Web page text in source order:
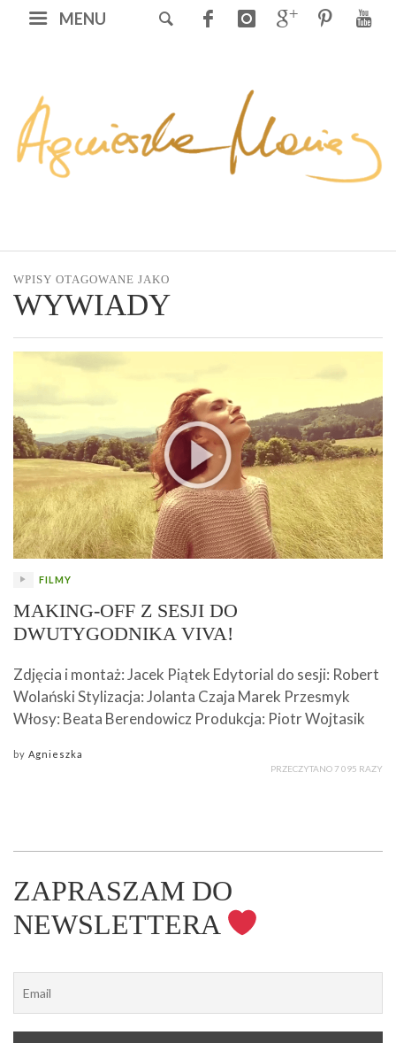
MENU
WPISY OTAGOWANE JAKO
WYWIADY
FILMY
MAKING-OFF Z SESJI DO
DWUTYGODNIKA VIVA!
Zdjęcia i montaż: Jacek Piątek Edytorial do sesji: Robert
Wolański Stylizacja: Jolanta Czaja Marek Przesmyk
Włosy: Beata Berendowicz Produkcja: Piotr Wojtasik
by Agnieszka
PRZECZYTANO 7 095 RAZY
ZAPRASZAM DO
NEWSLETTERA